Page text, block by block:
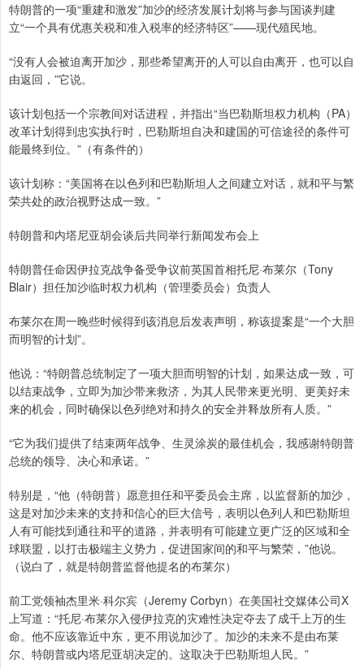
特朗普的一项“重建和激发”加沙的经济发展计划将与参与国谈判建
立“一个具有优惠关税和准入税率的经济特区”——现代殖民地。
“没有人会被迫离开加沙，那些希望离开的人可以自由离开，也可以自
由返回，”它说。
该计划包括一个宗教间对话进程，并指出“当巴勒斯坦权力机构（PA）
改革计划得到忠实执行时，巴勒斯坦自决和建国的可信途径的条件可
能最终到位。”（有条件的）
该计划称：“美国将在以色列和巴勒斯坦人之间建立对话，就和平与繁
荣共处的政治视野达成一致。”
特朗普和内塔尼亚胡会谈后共同举行新闻发布会上
特朗普任命因伊拉克战争备受争议前英国首相托尼·布莱尔（Tony
Blair）担任加沙临时权力机构（管理委员会）负责人
布莱尔在周一晚些时候得到该消息后发表声明，称该提案是“一个大胆
而明智的计划”。
他说：“特朗普总统制定了一项大胆而明智的计划，如果达成一致，可
以结束战争，立即为加沙带来救济，为其人民带来更光明、更美好未
来的机会，同时确保以色列绝对和持久的安全并释放所有人质。”
“它为我们提供了结束两年战争、生灵涂炭的最佳机会，我感谢特朗普
总统的领导、决心和承诺。”
特别是，“他（特朗普）愿意担任和平委员会主席，以监督新的加沙，
这是对加沙未来的支持和信心的巨大信号，表明以色列人和巴勒斯坦
人有可能找到通往和平的道路，并表明有可能建立更广泛的区域和全
球联盟，以打击极端主义势力，促进国家间的和平与繁荣，”他说。
（说白了，就是特朗普监督他提名的布莱尔）
前工党领袖杰里米·科尔宾（Jeremy Corbyn）在美国社交媒体公司X
上写道：“托尼·布莱尔入侵伊拉克的灾难性决定夺去了成千上万的生
命。他不应该靠近中东，更不用说加沙了。加沙的未来不是由布莱
尔、特朗普或内塔尼亚胡决定的。这取决于巴勒斯坦人民。”